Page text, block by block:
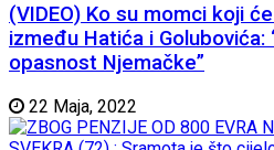
(VIDEO) Ko su momci koji
između Hatića i Golubovića:
opasnost Njemačke”
22 Maja, 2022